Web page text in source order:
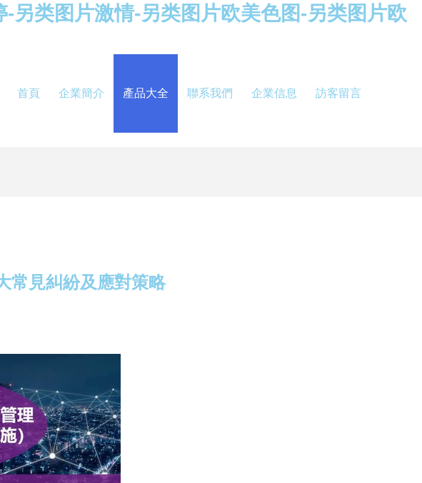
另类图片激情-另类图片欧美色图-另类图片欧
首頁 企業簡介 產品大全 聯系我們 企業信息 訪客留言
常見糾紛及應對策略